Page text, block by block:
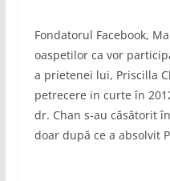
Fondatorul Facebook,
oaspetilor ca vor
a prietenei lui, Priscilla
petrecere in curte în
dr. Chan s-au căsătorit
doar după ce a absolvit